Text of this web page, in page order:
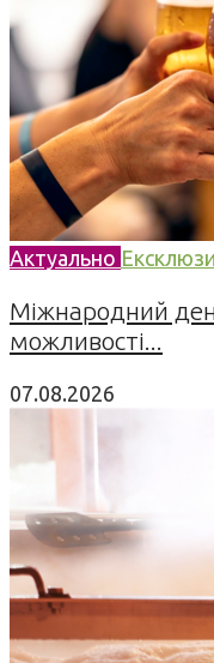
Актуально
Міжнародний
можливості...
07.08.2026